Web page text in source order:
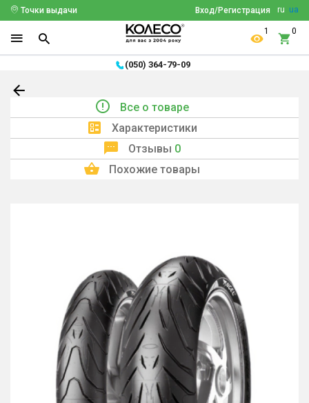
ru ua
Вход/Регистрация
Точки выдачи
1 0
(050) 364-79-09
Все о товаре
Характеристики
Отзывы 0
Похожие товары